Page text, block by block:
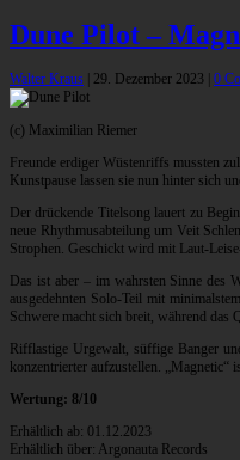
Dune Pilot –
Walter Kraus 29. Dezember 2023 0
(c) Maximilian Riemer
Freunde erdiger Wüstenriffs mussten
Kunstpause lassen sie nun hinter sich
Der drückende Titelsong lauert zu
neue Rhythmusabteilung um Veit
Strophen. Geschickt wird mit Laut-
Das ist aber – im wahrsten Sinne des
ausgedehnten Solo-Teil mit
Schwere macht sich breit, während das
Rifflastige Urgewalt, süffige Banger
konzentrierter aufzustellen.
Wertung: 8/10
Erhältlich ab: 01.12.2023
Erhältlich über: Argonauta Records